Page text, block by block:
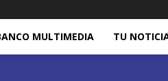
MULTIMEDIA TU